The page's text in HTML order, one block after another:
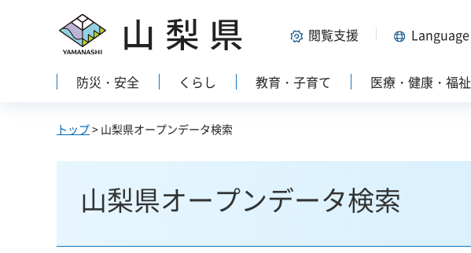
山梨県 閲覧支援 Language
防災・安全 くらし 教育・子育て 医療・健康・福祉
トップ> 山梨県オープンデータ検索
山梨県オープンデータ検索